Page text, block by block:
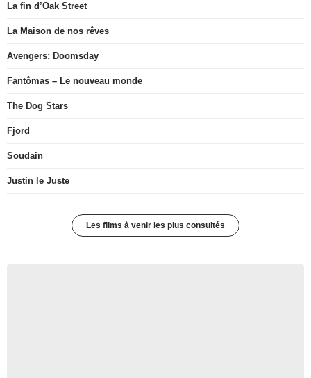
La fin d’Oak Street
La Maison de nos rêves
Avengers: Doomsday
Fantômas – Le nouveau monde
The Dog Stars
Fjord
Soudain
Justin le Juste
Les films à venir les plus consultés